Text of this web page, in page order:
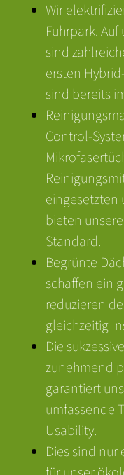
Wir
Fuhrpark.
sind
ersten
sind bereits
Control-
bieten
Standard.
Begrünte
schaffen ein
reduzieren
gleichzeitig
Die
zunehmend
garantiert
umfassende
Usability.
Dies sind